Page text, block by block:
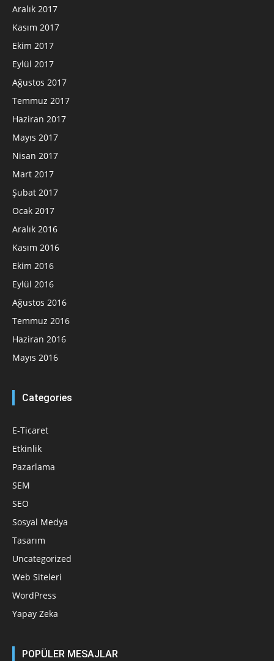
Aralık 2017
Kasım 2017
Ekim 2017
Eylül 2017
Ağustos 2017
Temmuz 2017
Haziran 2017
Mayıs 2017
Nisan 2017
Mart 2017
Şubat 2017
Ocak 2017
Aralık 2016
Kasım 2016
Ekim 2016
Eylül 2016
Ağustos 2016
Temmuz 2016
Haziran 2016
Mayıs 2016
Categories
E-Ticaret
Etkinlik
Pazarlama
SEM
SEO
Sosyal Medya
Tasarım
Uncategorized
Web Siteleri
WordPress
Yapay Zeka
POPÜLER MESAJLAR